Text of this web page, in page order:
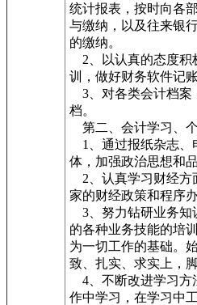
统计报表，按时向各
与缴纳，以及往来银
的缴纳。
2、以认真的态度积
训，做好财务软件记
3、对各类会计档案
档。
第二、会计学习、个
1、通过报纸杂志、
体，加强政治思想和品
2、认真学习财经方
家的财经政策和程序办
3、努力钻研业务知
的各种业务技能的培
为一切工作的基础。
致、扎实、求实上，
4、不断改进学习方
作中学习，在学习中